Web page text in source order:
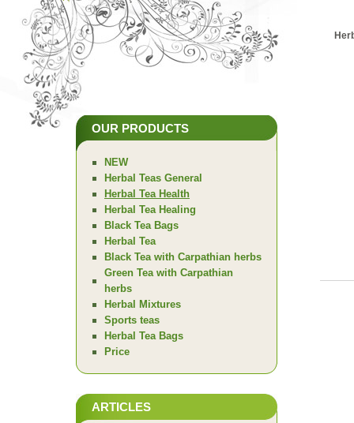
OUR PRODUCTS
NEW
Herbal Teas General
Herbal Tea Health
Herbal Tea Healing
Black Tea Bags
Herbal Tea
Black Tea with Carpathian herbs
Green Tea with Carpathian
herbs
Herbal Mixtures
Sports teas
Herbal Tea Bags
Price
ARTICLES